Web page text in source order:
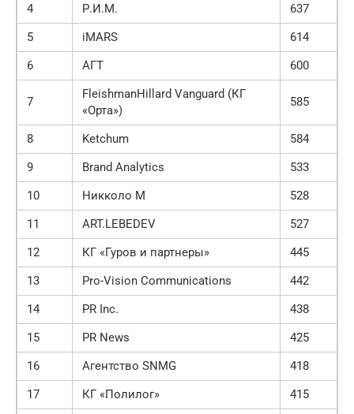
4
Р.И.М.
637
5
iMARS
614
6
АГТ 600
7
FleishmanHillard Vanguard (КГ
«Орта»)
585
8 Ketchum
584
9
Brand Analytics
533
10
Никколо М
528
11
ART.LEBEDEV
527
12
КГ «Гуров и партнеры»
445
13
Pro-Vision Communications
442
14
PR Inc.
438
15
PR News
425
16
Агентство SNMG
418
17
КГ «Полилог»
415